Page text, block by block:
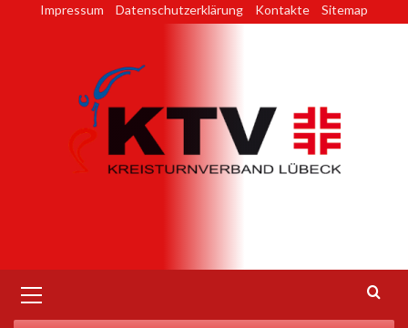
Impressum Datenschutzerklärung Kontakte Sitemap
Menu